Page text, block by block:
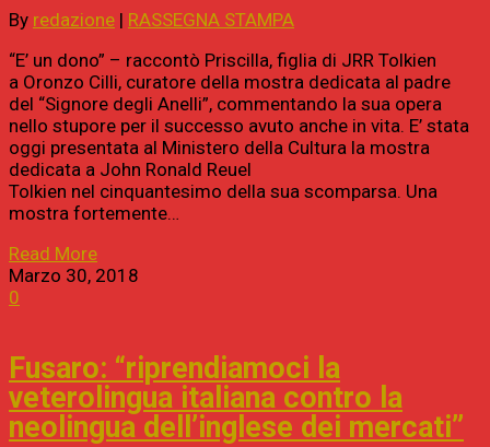
By redazione | RASSEGNA STAMPA
“E’ un dono” – raccontò Priscilla, figlia di JRR Tolkien
a Oronzo Cilli, curatore della mostra dedicata al padre
del “Signore degli Anelli”, commentando la sua opera
nello stupore per il successo avuto anche in vita. E’ stata
oggi presentata al Ministero della Cultura la mostra
dedicata a John Ronald Reuel
Tolkien nel cinquantesimo della sua scomparsa. Una
mostra fortemente…
Read More
Marzo 30, 2018
0
Fusaro: “riprendiamoci la
veterolingua italiana contro la
neolingua dell’inglese dei mercati”